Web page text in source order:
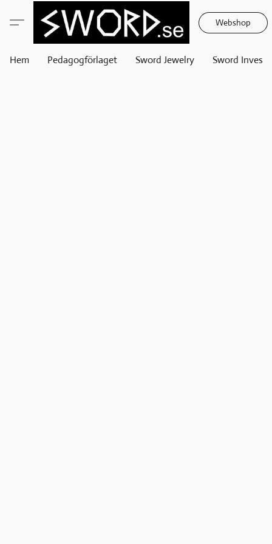
Webshop
Hem Pedagogförlaget Sword Jewelry Sword Invest